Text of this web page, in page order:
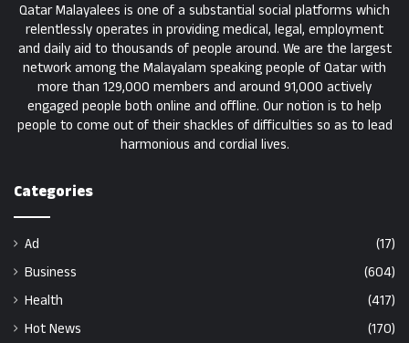
Qatar Malayalees is one of a substantial social platforms which
relentlessly operates in providing medical, legal, employment
and daily aid to thousands of people around. We are the largest
network among the Malayalam speaking people of Qatar with
more than 129,000 members and around 91,000 actively
engaged people both online and offline. Our notion is to help
people to come out of their shackles of difficulties so as to lead
harmonious and cordial lives.
Categories
Ad
(17)
Business
(604)
Health
(417)
Hot News
(170)